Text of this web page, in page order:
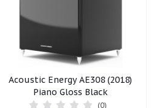
Acoustic Energy AE308 (2018)
Piano Gloss Black
(0)